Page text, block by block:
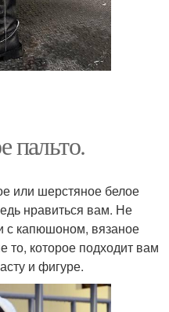
пальто.
или шерстяное белое
нравиться вам. Не
с капюшоном, вязаное
то, которое подходит вам
и фигуре.